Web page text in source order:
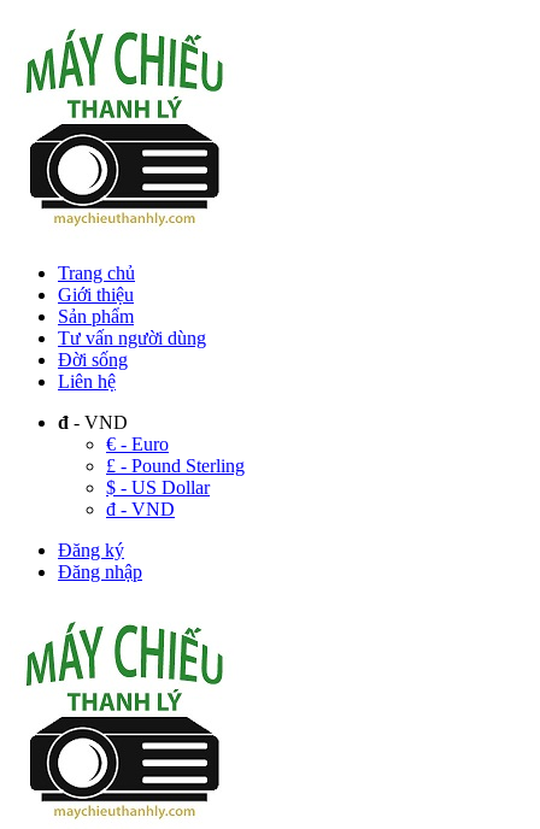
Trang chủ
Giới thiệu
Sản phẩm
Tư vấn người dùng
Đời sống
Liên hệ
đ - VND
€ - Euro
£ - Pound Sterling
$ - US Dollar
đ - VND
Đăng ký
Đăng nhập